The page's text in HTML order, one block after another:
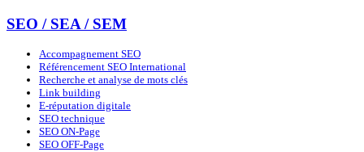
SEO / SEA / SEM
Accompagnement SEO
Référencement SEO International
Recherche et analyse de mots clés
Link building
E-réputation digitale
SEO technique
SEO ON-Page
SEO OFF-Page